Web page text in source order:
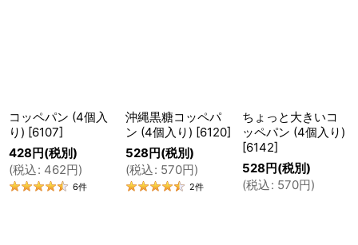
いクロワッサンに挑戦することになりました。
コッペパン (4個入
り) [6107]
428 円(税別)
(税込: 462円)
6件
沖縄黒糖コッペパ
ン (4個入り) [6120]
528 円(税別)
(税込: 570円)
2件
ちょっと大きいコ
ッペパン (4個入り)
[6142]
528 円(税別)
(税込: 570円)